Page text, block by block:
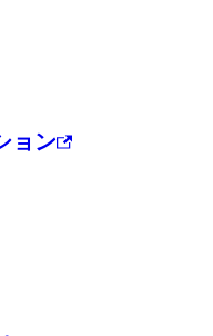
ョン